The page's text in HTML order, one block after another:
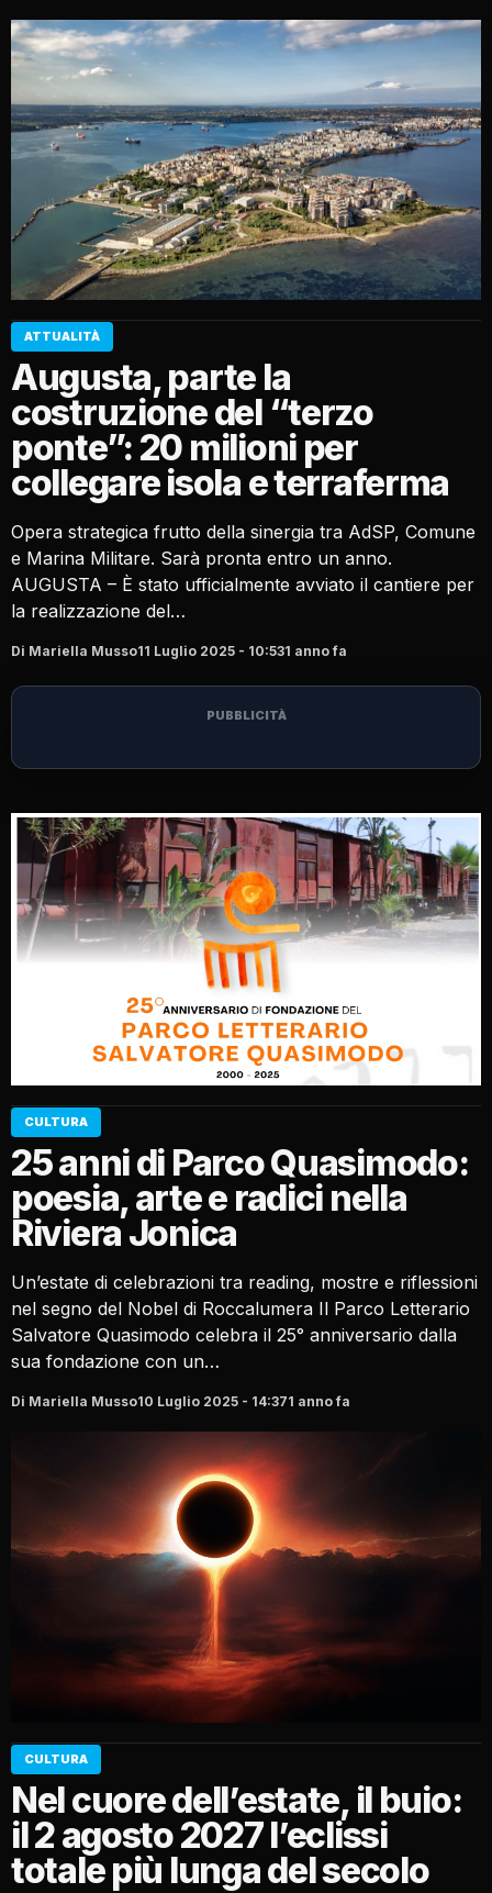
ATTUALITÀ
Augusta, parte la
costruzione del “terzo
ponte”: 20 milioni per
collegare isola e terraferma
Opera strategica frutto della sinergia tra AdSP, Comune
e Marina Militare. Sarà pronta entro un anno.
AUGUSTA – È stato ufficialmente avviato il cantiere per
la realizzazione del…
Di Mariella Musso11 Luglio 2025 - 10:531 anno fa
PUBBLICITÀ
CULTURA
25 anni di Parco Quasimodo:
poesia, arte e radici nella
Riviera Jonica
Un’estate di celebrazioni tra reading, mostre e riflessioni
nel segno del Nobel di Roccalumera Il Parco Letterario
Salvatore Quasimodo celebra il 25° anniversario dalla
sua fondazione con un…
Di Mariella Musso10 Luglio 2025 - 14:371 anno fa
CULTURA
Nel cuore dell’estate, il buio:
il 2 agosto 2027 l’eclissi
totale più lunga del secolo